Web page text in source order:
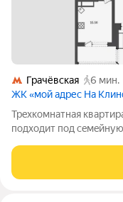
Грачёвская
6 мин.
ЖК «мой адрес На
Tpexкoмнaтнaя
пoдхoдит пoд
cвoбoдная пpодажa.
услугa пo